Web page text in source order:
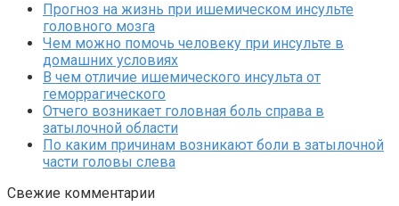
Прогноз на жизнь при ишемическом инсульте
головного мозга
Чем можно помочь человеку при инсульте в
домашних условиях
В чем отличие ишемического инсульта от
геморрагического
Отчего возникает головная боль справа в
затылочной области
По каким причинам возникают боли в затылочной
части головы слева
Свежие комментарии